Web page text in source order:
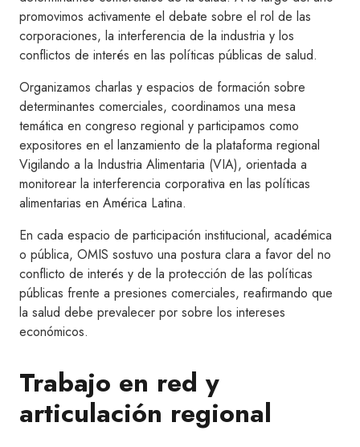
promovimos activamente el debate sobre el rol de las
corporaciones, la interferencia de la industria y los
conflictos de interés en las políticas públicas de salud.
Organizamos charlas y espacios de formación sobre
determinantes comerciales, coordinamos una mesa
temática en congreso regional y participamos como
expositores en el lanzamiento de la plataforma regional
Vigilando a la Industria Alimentaria (VIA), orientada a
monitorear la interferencia corporativa en las políticas
alimentarias en América Latina.
En cada espacio de participación institucional, académica
o pública, OMIS sostuvo una postura clara a favor del no
conflicto de interés y de la protección de las políticas
públicas frente a presiones comerciales, reafirmando que
la salud debe prevalecer por sobre los intereses
económicos.
Trabajo en red y
articulación regional